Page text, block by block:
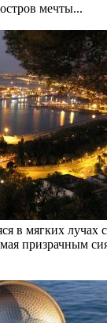
мечты...
в мягких лучах
призрачным